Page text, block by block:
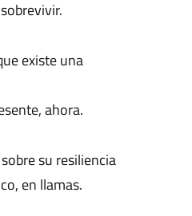
existe una
ahora.
su resiliencia
en llamas.